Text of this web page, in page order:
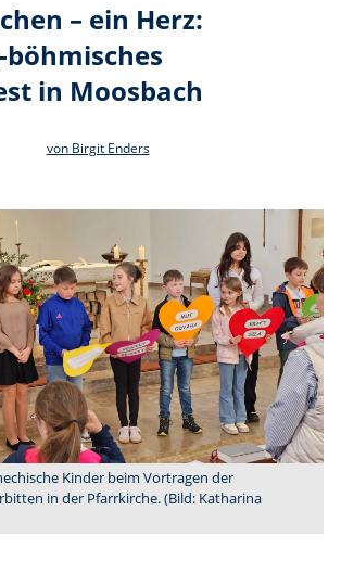
– ein Herz:
in Moosbach
von Birgit Enders
Kinder beim Vortragen der
in der Pfarrkirche. (Bild: Katharina